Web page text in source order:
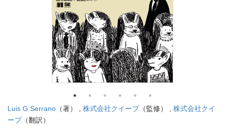
Luis G.Serrano （著） , 株式会社クイープ（監修） , 株式会社クイ
ープ（翻訳）